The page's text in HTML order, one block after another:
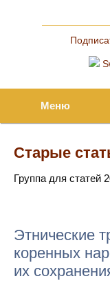
Меню
Старые
Группа для статей
Этнические
коренных
их